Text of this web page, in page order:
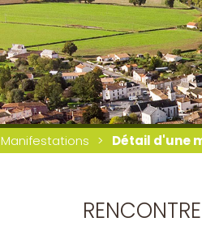
Manifestations Détail d'une